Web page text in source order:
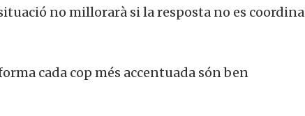
no millorarà si la resposta no es coordina
cada cop més accentuada són ben